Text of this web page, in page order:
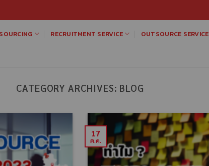
RECRUITMENT SERVICE OUTSOURCE SERVICE
CATEGORY ARCHIVES: BLOG
17
ต.ค.